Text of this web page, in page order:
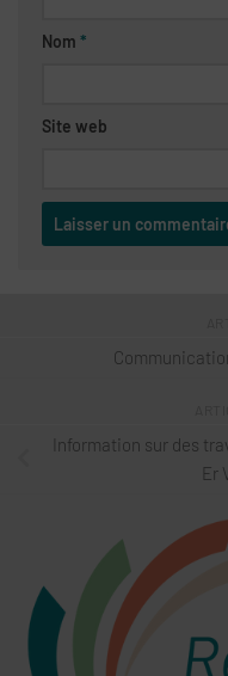
Nom *
Site web
Information sur des
Er